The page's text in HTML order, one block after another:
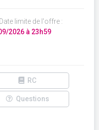
Date limite de l'offre :
2026 à 23h59
RC
Questions